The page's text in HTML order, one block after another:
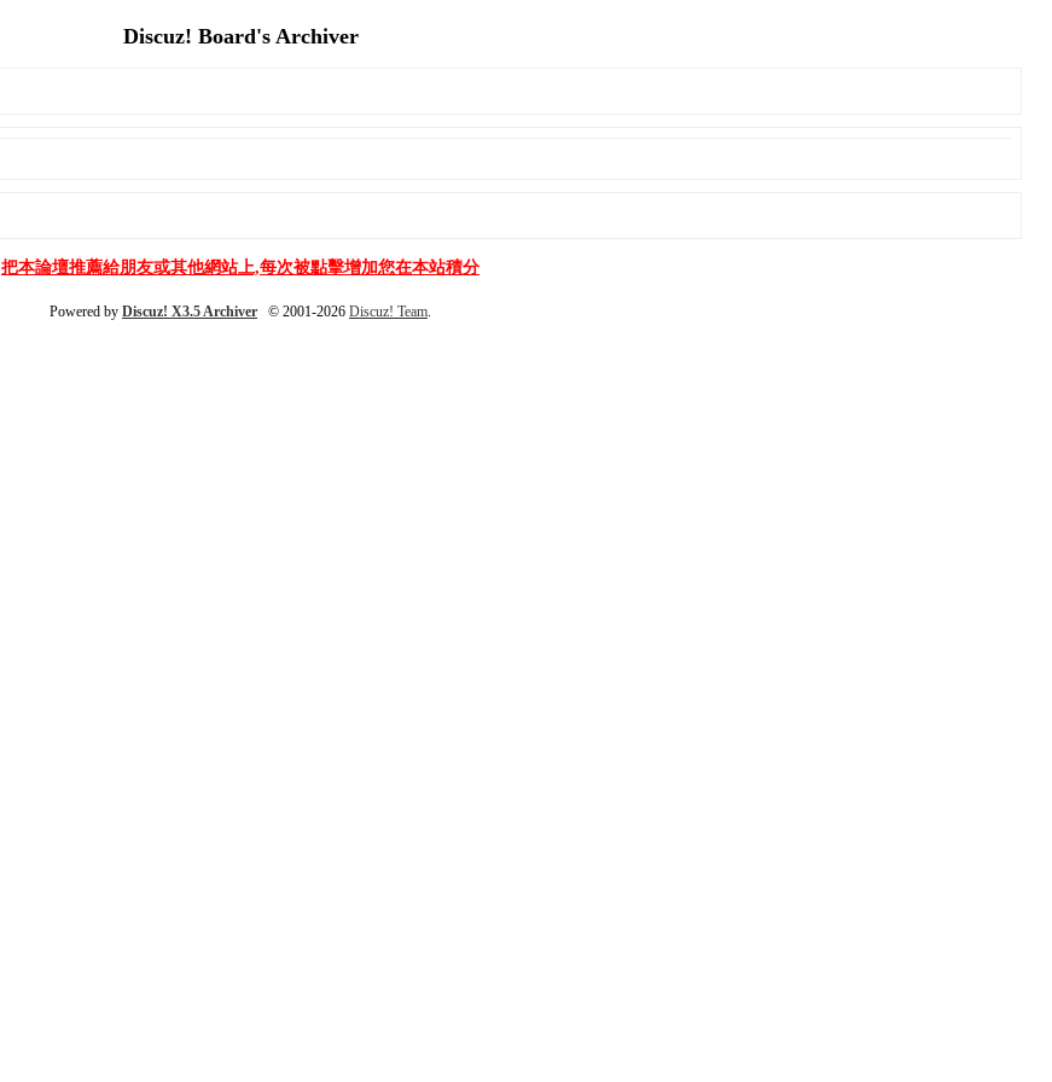
Discuz! Board's Archiver
把本論壇推薦給朋友或其他網站上,每次被點擊增加您在本站積分
Powered by Discuz! X3.5 Archiver © 2001-2026 Discuz! Team.